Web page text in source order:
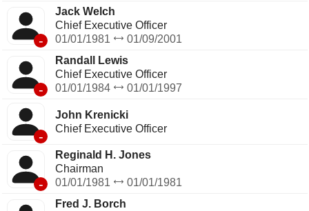
-
Jack Welch
Chief Executive Officer
01/01/1981
01/09/2001
-
Randall Lewis
Chief Executive Officer
01/01/1984
01/01/1997
-
John Krenicki
Chief Executive Officer
-
Reginald H. Jones
Chairman
01/01/1981
01/01/1981
Fred J. Borch